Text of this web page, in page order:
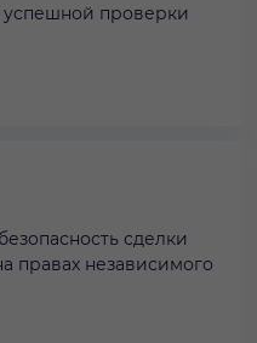
успешной проверки
сделки
правах независимого